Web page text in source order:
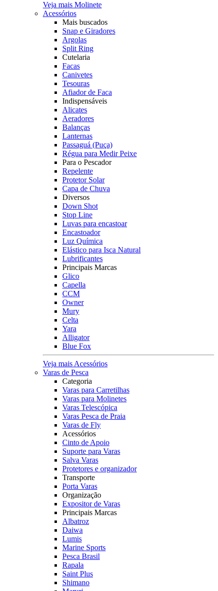
Veja mais Molinete
Acessórios
Mais buscados
Snap e Giradores
Argolas
Split Ring
Cutelaria
Facas
Canivetes
Tesouras
Afiador de Faca
Indispensáveis
Alicates
Aeradores
Balanças
Lanternas
Passaguá (Puça)
Régua para Medir Peixe
Para o Pescador
Repelente
Protetor Solar
Capa de Chuva
Diversos
Down Shot
Stop Line
Luvas para encastoar
Encastoador
Luz Química
Elástico para Isca Natural
Lubrificantes
Principais Marcas
Glico
Capella
CCM
Owner
Mury
Celta
Yara
Alligator
Blue Fox
Veja mais Acessórios
Varas de Pesca
Categoria
Varas para Carretilhas
Varas para Molinetes
Varas Telescópica
Varas Pesca de Praia
Varas de Fly
Acessórios
Cinto de Apoio
Suporte para Varas
Salva Varas
Protetores e organizador
Transporte
Porta Varas
Organização
Expositor de Varas
Principais Marcas
Albatroz
Daiwa
Lumis
Marine Sports
Pesca Brasil
Rapala
Saint Plus
Shimano